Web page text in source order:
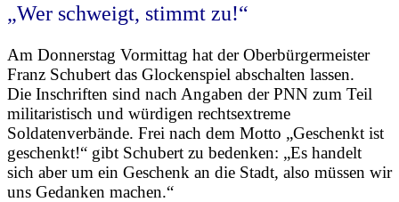
„Wer schweigt, stimmt zu!“
Am Donnerstag Vormittag hat der Oberbürgermeister
Franz Schubert das Glockenspiel abschalten lassen.
Die Inschriften sind nach Angaben der PNN zum Teil
militaristisch und würdigen rechtsextreme
Soldatenverbände. Frei nach dem Motto „Geschenkt ist
geschenkt!“ gibt Schubert zu bedenken: „Es handelt
sich aber um ein Geschenk an die Stadt, also müssen wir
uns Gedanken machen.“